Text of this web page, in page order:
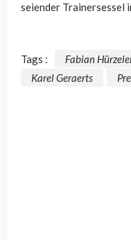
seiender Trainersessel
Tags : Fabian
Karel Geraerts